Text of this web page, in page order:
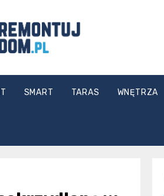
SMART TARAS WNĘTRZA